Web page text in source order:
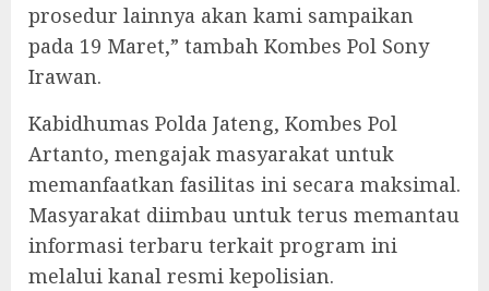
prosedur lainnya akan kami sampaikan
pada 19 Maret,” tambah Kombes Pol Sony
Irawan.
Kabidhumas Polda Jateng, Kombes Pol
Artanto, mengajak masyarakat untuk
memanfaatkan fasilitas ini secara maksimal.
Masyarakat diimbau untuk terus memantau
informasi terbaru terkait program ini
melalui kanal resmi kepolisian.